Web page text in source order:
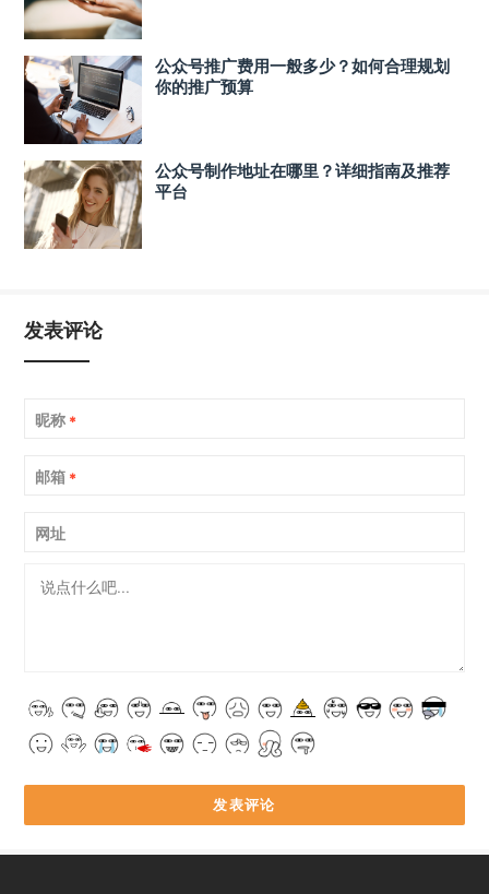
公众号推广费用一般多少？如何合理规划
你的推广预算
公众号制作地址在哪里？详细指南及推荐
平台
发表评论
昵称 *
邮箱 *
网址